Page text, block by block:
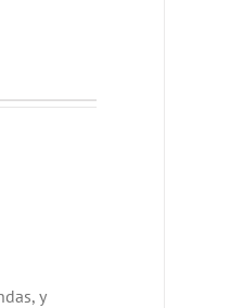
y